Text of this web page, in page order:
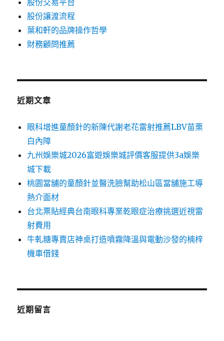
股份交易平台
股份讓渡流程
葉和軒的品牌操作哲學
財務顧問推薦
近期文章
眼科增進童顏針的新陳代謝老花雷射推薦LBV苗栗
白內障
九州娛樂城2026富遊娛樂城評價客服提供3a娛樂
城下載
桃園當舖的童顏針並醫洗臉幫助松山區當舖施工導
熱介面材
台北票貼經典台南眼科專業乾眼症治療挑選近視雷
射費用
牛軋糖專賣店神桌打造噴霧降溫與電動沙發的楠梓
機車借錢
近期留言